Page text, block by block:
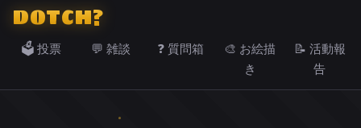
DOTCH?
🗳️ 投票 💬 雑談 ❓ 質問箱
🎨 お絵描
き
📝 活動報
告